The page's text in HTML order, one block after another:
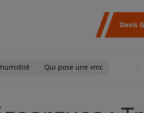
Devis
Qui pose une vmc